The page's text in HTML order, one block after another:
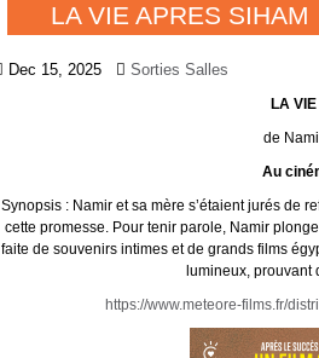
LA VIE APRES SIHAM
Dec 15, 2025 Sorties Salles
LA
de
Au
Synopsis : Namir et sa mère s’étaient jurés de
cette promesse. Pour tenir parole, Namir
faite de souvenirs intimes et de grands films
lumineux, prouvant
https://www.meteore-films.fr/